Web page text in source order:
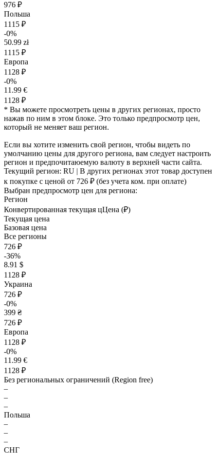
976 ₽
Польша
1115 ₽
-0%
50.99 zł
1115 ₽
Европа
1128 ₽
-0%
11.99 €
1128 ₽
* Вы можете просмотреть цены в других регионах, просто
нажав по ним в этом блоке. Это только предпросмотр цен,
который не меняет ваш регион.
Если вы хотите изменить свой регион, чтобы видеть по
умолчанию цены для другого региона, вам следует настроить
регион и предпочитаюемую валюту в верхней части сайта.
Текущий регион: RU | В других регионах этот товар доступен
к покупке с ценой от 726 ₽ (без учета ком. при оплате)
Выбран предпросмотр цен для региона:
Регион
Конвертированная текущая цЦена (₽)
Текущая цена
Базовая цена
Все регионы
726 ₽
-36%
8.91 $
1128 ₽
Украина
726 ₽
-0%
399 ₴
726 ₽
Европа
1128 ₽
-0%
11.99 €
1128 ₽
Без региональных ограничений (Region free)
–
–
–
Польша
–
–
–
СНГ